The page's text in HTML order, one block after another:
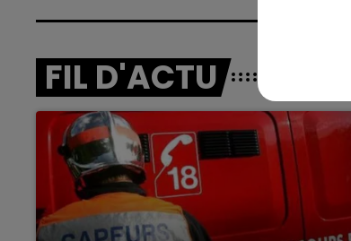
FIL D'ACTU
7h00 - 12h00
La Team du Week-end